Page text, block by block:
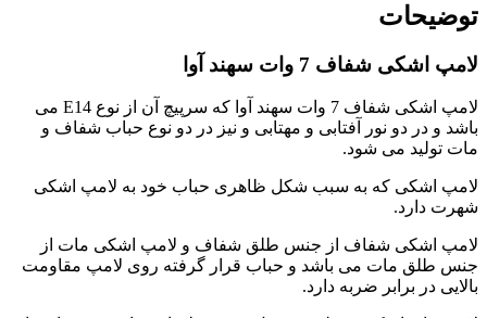
توضیحات
لامپ اشکی شفاف 7 وات سهند آوا
لامپ اشکی شفاف 7 وات سهند آوا که سرپیچ آن از نوع E14 می
باشد و در دو نور آفتابی و مهتابی و نیز در دو نوع حباب شفاف و
مات تولید می شود.
لامپ اشکی که به سبب شکل ظاهری حباب خود به لامپ اشکی
شهرت دارد.
لامپ اشکی شفاف از جنس طلق شفاف و لامپ اشکی مات از
جنس طلق مات می باشد و حباب قرار گرفته روی لامپ مقاومت
بالایی در برابر ضربه دارد.